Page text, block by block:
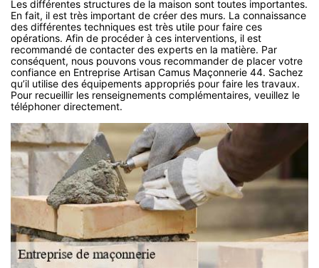
Les différentes structures de la maison sont toutes importantes.
En fait, il est très important de créer des murs. La connaissance
des différentes techniques est très utile pour faire ces
opérations. Afin de procéder à ces interventions, il est
recommandé de contacter des experts en la matière. Par
conséquent, nous pouvons vous recommander de placer votre
confiance en Entreprise Artisan Camus Maçonnerie 44. Sachez
qu’il utilise des équipements appropriés pour faire les travaux.
Pour recueillir les renseignements complémentaires, veuillez le
téléphoner directement.